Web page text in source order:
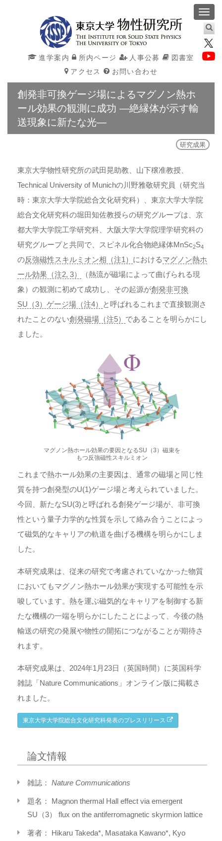
進学案内 所内ページ 人事公募
図書室
アクセス
お問い合わせ
創発非可換ゲージ場によるマグノン熱ホ
ール効果の観測に成功 ―絶縁体が示す輸
送現象に新たな光―
研究成果
東京大学物性研究所の武田晃助教、山下穣准教授、
Technical University of Munichの川野雅敬研究員（研究当
時：東京大学大学院総合文化研究科）、東京大学大学院
総合文化研究科の堀田知佐教授らの研究グループは、京
都大学大学院工学研究科、大阪大学大学院理学研究科の
研究グループと共同で、スピネル化合物絶縁体MnSc2S4
の反強磁性スキルミオン相（注1） におけるマグノン熱ホ
ール効果（注2, 3）
（熱流が磁場によって曲げられる現
象）の観測に初めて成功し、その起源が創発非可換
SU（3）ゲージ場（注4）
と呼ばれるこれまで直接観測さ
れたことのない創発磁場（注5） であることを明らかにし
ました。
マグノン熱ホール効果の要因となるSU（3）磁束を
もつ反強磁性スキルミオン
これまで熱ホール効果の主要因は、通常の磁場と同じ性
質を持つ創発型のU(1)ゲージ場と考えられていました。
今回、新たなSU(3)と呼ばれる創発ゲージ場が、非可換
性という量子力学的な性質を示して絡み合うことによっ
て磁気的なキャリアの軌道を曲げる機構を明らかにしま
した。
本研究成果は、従来の研究で考慮されていなかった物質
においてもマグノン熱ホール効果が実現する可能性を示
唆しています。熱を運ぶ磁気的なキャリアを制御する新
たな機構の一端を明らかにしたことによって、今後の熱
輸送の研究の発展や物性の開拓につながることが期待さ
れます。
本研究成果は、2024年1月23日（英国時間）に英国科学
雑誌「Nature Communications」オンライン版に掲載さ
れました。
東京大学大学院総合文化研究科発表のプレスリリース
論文情報
雑誌： Nature Communications
題名： Magnon thermal Hall effect via emergent
SU（3） flux on the antiferromagnetic skyrmion lattice
著者： Hikaru Takeda*, Masataka Kawano*, Kyo